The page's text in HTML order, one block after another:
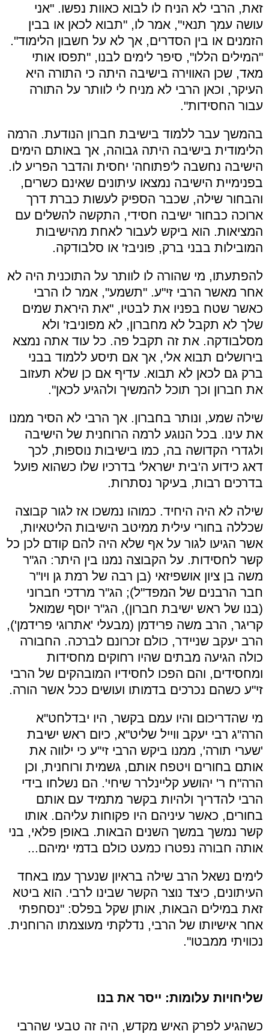
זאת, הרבי לא הניח לו לבוא כאוות נפשו. "אני
עושה עמך תנאי", אמר לו, "תבוא לכאן או בבין
הזמנים או בין הסדרים, אך לא על חשבון הלימוד".
"המילים הללו", סיפר לימים לבנו, "תפסו אותי
מאד, שכן האווירה בישיבה היתה כי התורה היא
העיקר, וכאן הרבי לא מניח לי לוותר על התורה
עבור החסידות".
בהמשך עבר ללמוד בישיבת חברון הנודעת. הרמה
הלימודית בישיבה היתה גבוהה, אך באותם הימים
הישיבה נחשבה ל'פתוחה' יחסית והדבר הפריע לו.
בפנימיית הישיבה נמצאו עיתונים שאינם כשרים,
והבחור שילה, שכבר הספיק לעשות כברת דרך
ארוכה כבחור ישיבה חסידי, התקשה להשלים עם
המציאות. הוא ביקש לעבור לאחת מהישיבות
המובילות בבני ברק, פוניבז' או סלבודקה.
להפתעתו, מי שהורה לו לוותר על התוכנית היה לא
אחר מאשר הרבי זי"ע. "תשמע", אמר לו הרבי
כאשר שטח בפניו את לבטיו, "את היראת שמים
שלך לא תקבל לא מחברון, לא מפוניבז' ולא
מסלבודקה. את זה תקבל פה. כל עוד אתה נמצא
בירושלים תבוא אלי, אך אם תיסע ללמוד בבני
ברק גם לכאן לא תבוא. עדיף אם כן שלא תעזוב
את חברון וכך תוכל להמשיך ולהגיע לכאן".
שילה שמע, ונותר בחברון. אך הרבי לא הסיר ממנו
את עינו. בכל הנוגע לרמה הרוחנית של הישיבה
ולגדרי הקדושה בה, כמו בישיבות נוספות, לכך
דאג כידוע ה'בית ישראל' בדרכיו שלו כשהוא פועל
בדרכים רבות, בעיקר נסתרות.
שילה לא היה היחיד. כמוהו נמשכו אז לגור קבוצה
שכללה בחורי עילית ממיטב הישיבות הליטאיות,
אשר הגיעו לגור על אף שלא היה להם קודם לכן כל
קשר לחסידות. על הקבוצה נמנו בין היתר: הג"ר
משה בן ציון אושפיזאי (בן רבה של רמת גן ויו"ר
חבר הרבנים של המפד"ל); הג"ר מרדכי חברוני
(בנו של ראש ישיבת חברון), הג"ר יוסף שמואל
קריגר, הרב משה פרידמן (מבעלי 'אתרוגי פרידמן'),
הרב יעקב שניידר, כולם זכרונם לברכה. החבורה
כולה הגיעה מבתים שהיו רחוקים מחסידות
ומחסידים, והם הפכו לחסידיו המובהקים של הרבי
זי"ע כשהם נכרכים בדמותו ועושים ככל אשר הורה.
מי שהדריכום והיו עמם בקשר, היו יבדלחט"א
הרה"ג רבי יעקב ווייל שליט"א, כיום ראש ישיבת
'שערי תורה', ממנו ביקש הרבי זי"ע כי ילווה את
אותם בחורים ויטפח אותם, גשמית ורוחנית, וכן
הרה"ח ר' יהושע קליינלרר שיחי'. הם נשלחו בידי
הרבי להדריך ולהיות בקשר מתמיד עם אותם
בחורים, כאשר עיניהם היו פקוחות עליהם. אותו
קשר נמשך במשך השנים הבאות. באופן פלאי, בני
אותה חבורה נפטרו כמעט כולם בדמי ימיהם...
לימים נשאל הרב שילה בראיון שנערך עמו באחד
העיתונים, כיצד נוצר הקשר שבינו לרבי. הוא ביטא
זאת במילים הבאות, אותן שקל בפלס: "נסחפתי
אחר אישיותו של הרבי, נדלקתי מעוצמתו הרוחנית.
נכוויתי ממבטו".
שליחויות עלומות: ייסר את בנו
כשהגיע לפרק האיש מקדש, היה זה טבעי שהרבי